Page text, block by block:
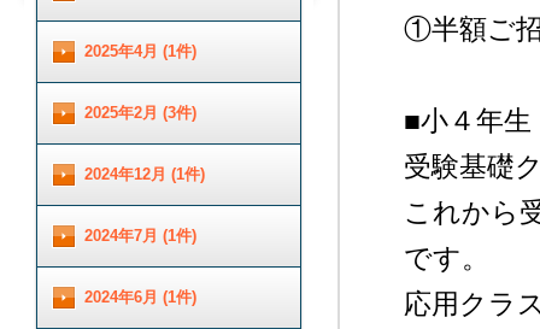
①半額ご
■小４年生
受験基礎
これから
です。
応用クラ
2025年4月 (1件)
2025年2月 (3件)
2024年12月 (1件)
2024年7月 (1件)
2024年6月 (1件)